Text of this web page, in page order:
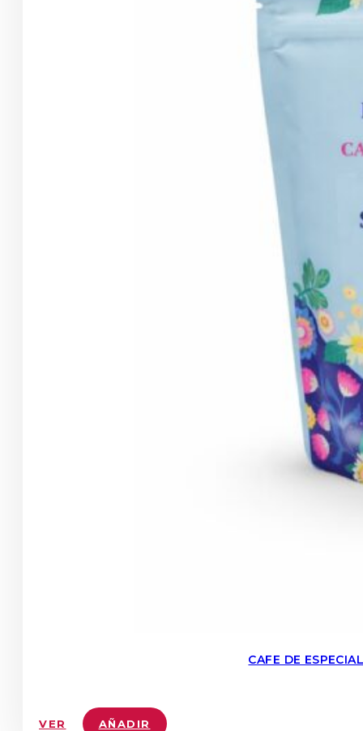
CAFE DE
VER AÑADIR